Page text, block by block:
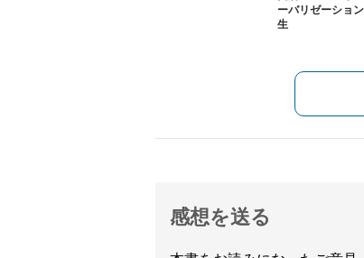
ーバリゼーショ
生
感想を送る